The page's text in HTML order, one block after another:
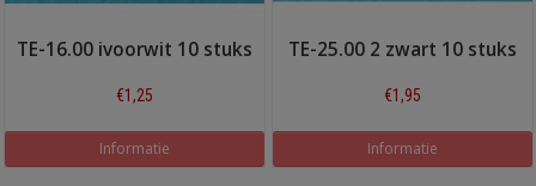
TE-16.00 ivoorwit 10 stuks
€1,25
Informatie
TE-25.00 2 zwart 10 stuks
€1,95
Informatie